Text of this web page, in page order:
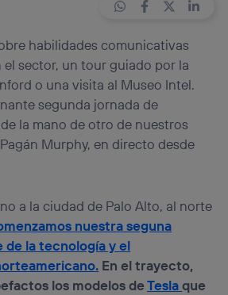
habilidades comunicativas
sector, un tour guiado por la
o una visita al Museo Intel.
segunda jornada de
la mano de otro de nuestros
Murphy, en directo desde
a la ciudad de Palo Alto, al norte
nuestra seguna
de la tecnología y el
En el trayecto,
los modelos deTeslaque